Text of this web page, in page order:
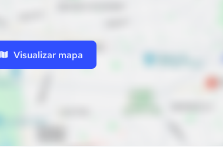
Visualizar mapa